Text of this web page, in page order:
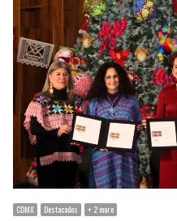
CDMX Destacados + 2 more